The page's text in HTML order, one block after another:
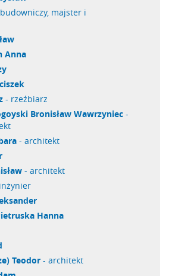
majster i
Anna
- rzeźbiarz
Bronisław Wawrzyniec -
- architekt
- architekt
Hanna
Teodor - architekt